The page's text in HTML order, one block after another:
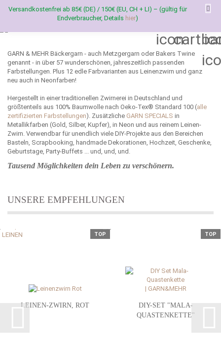
Versandkostenfrei ab 85€ (DE) / 150€ (EU, CH + LI) – (gültig für
Endverbraucher, Details hier)
GARN & MEHR Bäckergarn - auch Metzgergarn oder Bakers Twine
genannt - in über 57 wunderschönen, jahreszeitlich passenden
Farbstellungen. Plus 12 edle Farbvarianten aus Leinenzwirn und ganz
neu auch in Neonfarben!
Hergestellt in einer traditionellen Zwirnerei in Deutschland und
größtenteils aus 100% Baumwolle nach Oeko-Tex® Standard 100 (alle
zertifizierten Farbstellungen). Zusätzliche GARN SPECIALS in
Metallikfarben (Gold, Silber, Kupfer), in Neon und aus reinem Leinen-
Zwirn. Verwendbar für unendlich viele DIY-Projekte aus den Bereichen
Basteln, Scrapbooking, handmade Dekorationen, Hochzeit, Geschenke,
Geburtstage, Party-Buffets ... und, und, und.
Tausend Möglichkeiten dein Leben zu verschönern.
UNSERE EMPFEHLUNGEN
TOP
LEINEN-ZWIRN, ROT
TOP
DIY-SET "MALA-
QUASTENKETTE"